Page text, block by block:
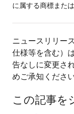
に属する商標また
ニュースリリー
仕様等を含む）
告なしに変更さ
めご承知ください
この記事を